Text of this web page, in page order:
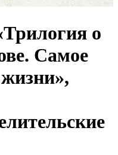
о
Самое
жизни»,